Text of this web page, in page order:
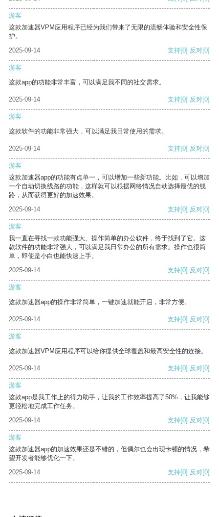
游客
这款加速器VPM应用程序已经为我们带来了无限的流畅体验和安全性保
护。
2025-09-14
支持[0] 反对[0]
游客
这款app的功能非常丰富，可以满足我不同的社交需求。
2025-09-14 支持[0] 反对[0]
游客
这款软件的功能非常强大，可以满足我日常使用的需求。
2025-09-14 支持[0] 反对[0]
游客
这款加速器app的功能有点单一，可以增加一些新功能。比如，可以增加
一个自动切换线路的功能，这样就可以根据网络情况自动选择最优的线
路，从而获得更好的加速效果。
2025-09-14
支持[0] 反对[0]
游客
我一直在寻找一款功能强大、操作简单的办公软件，终于找到了它。这
款软件的功能非常强大，可以满足我日常办公的所有需求。操作也很简
单，即使是小白也能快速上手。
2025-09-14
支持[0] 反对[0]
游客
这款加速器app的操作非常简单，一键加速就能开启，非常方便。
2025-09-14 支持[0] 反对[0]
游客
这款加速器VPM应用程序可以给你提供全球覆盖和最高安全性的连接。
2025-09-14 支持[0] 反对[0]
游客
这款app是我工作上的得力助手，让我的工作效率提高了50%，让我能够
更轻松地完成工作任务。
2025-09-14
支持[0] 反对[0]
游客
这款加速器app的加速效果还是不错的，但偶尔也会出现卡顿的情况，希
望开发者能够优化一下。
2025-09-14
支持[0] 反对[0]